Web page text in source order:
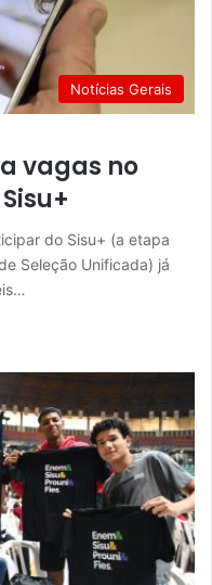
Notícias Gerais
vagas no
do Sisu+ (a etapa
Seleção Unificada) já